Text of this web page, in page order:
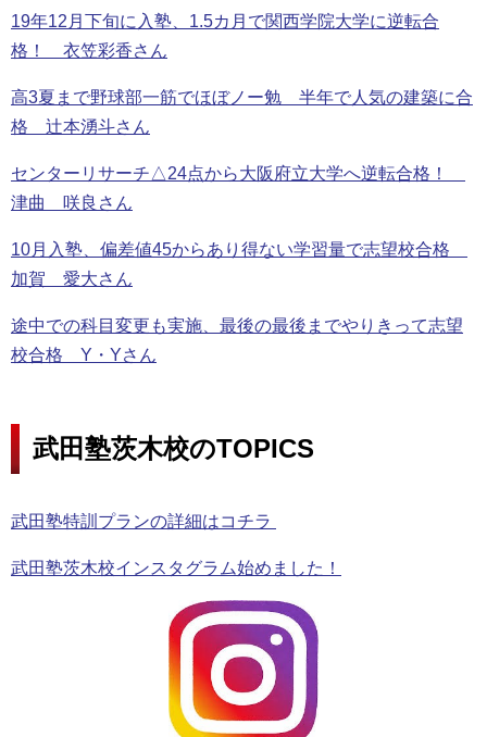
19年12月下旬に入塾、1.5カ月で関西学院大学に逆転合
格！ 衣笠彩香さん
高3夏まで野球部一筋でほぼノー勉 半年で人気の建築に合
格 辻本湧斗さん
センターリサーチ△24点から大阪府立大学へ逆転合格！
津曲 咲良さん
10月入塾、偏差値45からあり得ない学習量で志望校合格
加賀 愛大さん
途中での科目変更も実施、最後の最後までやりきって志望
校合格 Y・Yさん
武田塾茨木校のTOPICS
武田塾特訓プランの詳細はコチラ
武田塾茨木校インスタグラム始めました！